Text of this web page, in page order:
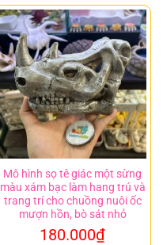
Mô hình sọ tê giác một sừng
màu xám bạc làm hang trú và
trang trí cho chuồng nuôi ốc
mượn hồn, bò sát nhỏ
180.000₫